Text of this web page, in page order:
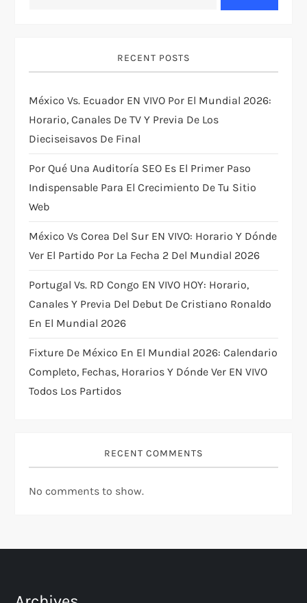
i
g
a
t
i
o
n
RECENT POSTS
México Vs. Ecuador EN VIVO Por El Mundial 2026:
Horario, Canales De TV Y Previa De Los
Dieciseisavos De Final
Por Qué Una Auditoría SEO Es El Primer Paso
Indispensable Para El Crecimiento De Tu Sitio
Web
México Vs Corea Del Sur EN VIVO: Horario Y Dónde
Ver El Partido Por La Fecha 2 Del Mundial 2026
Portugal Vs. RD Congo EN VIVO HOY: Horario,
Canales Y Previa Del Debut De Cristiano Ronaldo
En El Mundial 2026
Fixture De México En El Mundial 2026: Calendario
Completo, Fechas, Horarios Y Dónde Ver EN VIVO
Todos Los Partidos
RECENT COMMENTS
No comments to show.